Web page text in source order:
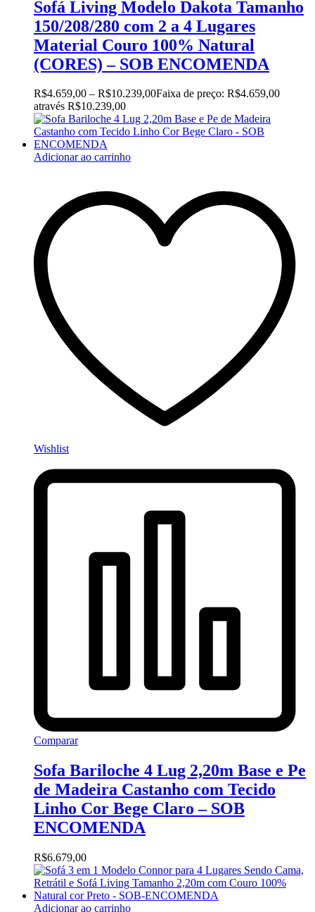
Sofá Living Modelo Dakota Tamanho
150/208/280 com 2 a 4 Lugares
Material Couro 100% Natural
(CORES) – SOB ENCOMENDA
R$4.659,00 – R$10.239,00Faixa de preço: R$4.659,00
através R$10.239,00
Adicionar ao carrinho
Wishlist
Comparar
Sofa Bariloche 4 Lug 2,20m Base e Pe
de Madeira Castanho com Tecido
Linho Cor Bege Claro – SOB
ENCOMENDA
R$6.679,00
Adicionar ao carrinho